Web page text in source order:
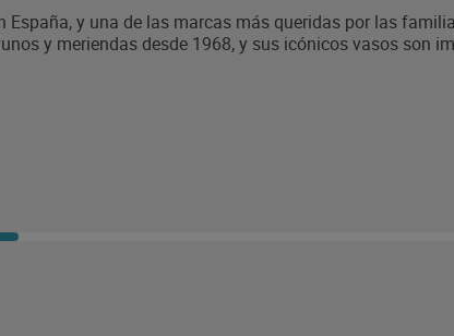
España, y una de las marcas más queridas por las
y meriendas desde 1968, y sus icónicos vasos son
de productos de la marca está elaborada sin aceite de
es sólo una crema de cacao, también se puede